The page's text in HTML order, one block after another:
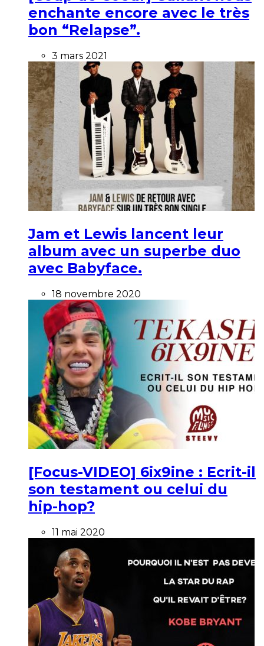
enchante encore avec le très
bon “Relapse”.
3 mars 2021
Jam et Lewis lancent leur
album avec un superbe duo
avec Babyface.
18 novembre 2020
[Focus-VIDEO] 6ix9ine : Ecrit-il
son testament ou celui du
hip-hop?
11 mai 2020